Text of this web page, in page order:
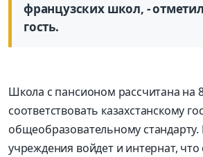
французских школ, -
гость.
Школа с пансионом рассчитана на
соответствовать казахстанскому
общеобразовательному стандарту.
учреждения войдет и интернат,